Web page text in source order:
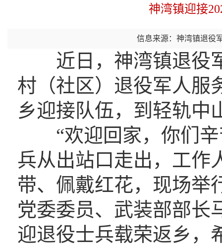
神湾镇迎接
信息来源：神湾镇退役
近日，神湾镇退役军
村（社区）退役军人服
乡迎接队伍，到轻轨中
“欢迎回家，你们辛
兵从出站口走出，工作
带、佩戴红花，现场举
党委委员、武装部部长
迎退役士兵载荣返乡，